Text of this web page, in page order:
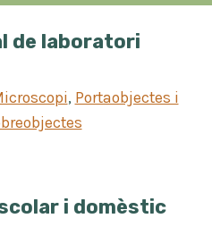
de laboratori
, Portaobjectes i
i domèstic